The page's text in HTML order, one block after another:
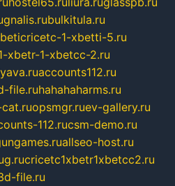
gnalis.rubulkitula.ru
1-xbetti-5.ru
xbetr-1-xbetcc-2.ru
accounts112.ru
file.ruhahahaharms.ru
opsmgr.ruev-gallery.ru
112.rucsm-demo.ru
allseo-host.ru
cricetc1xbetr1xbetcc2.ru
file.ru